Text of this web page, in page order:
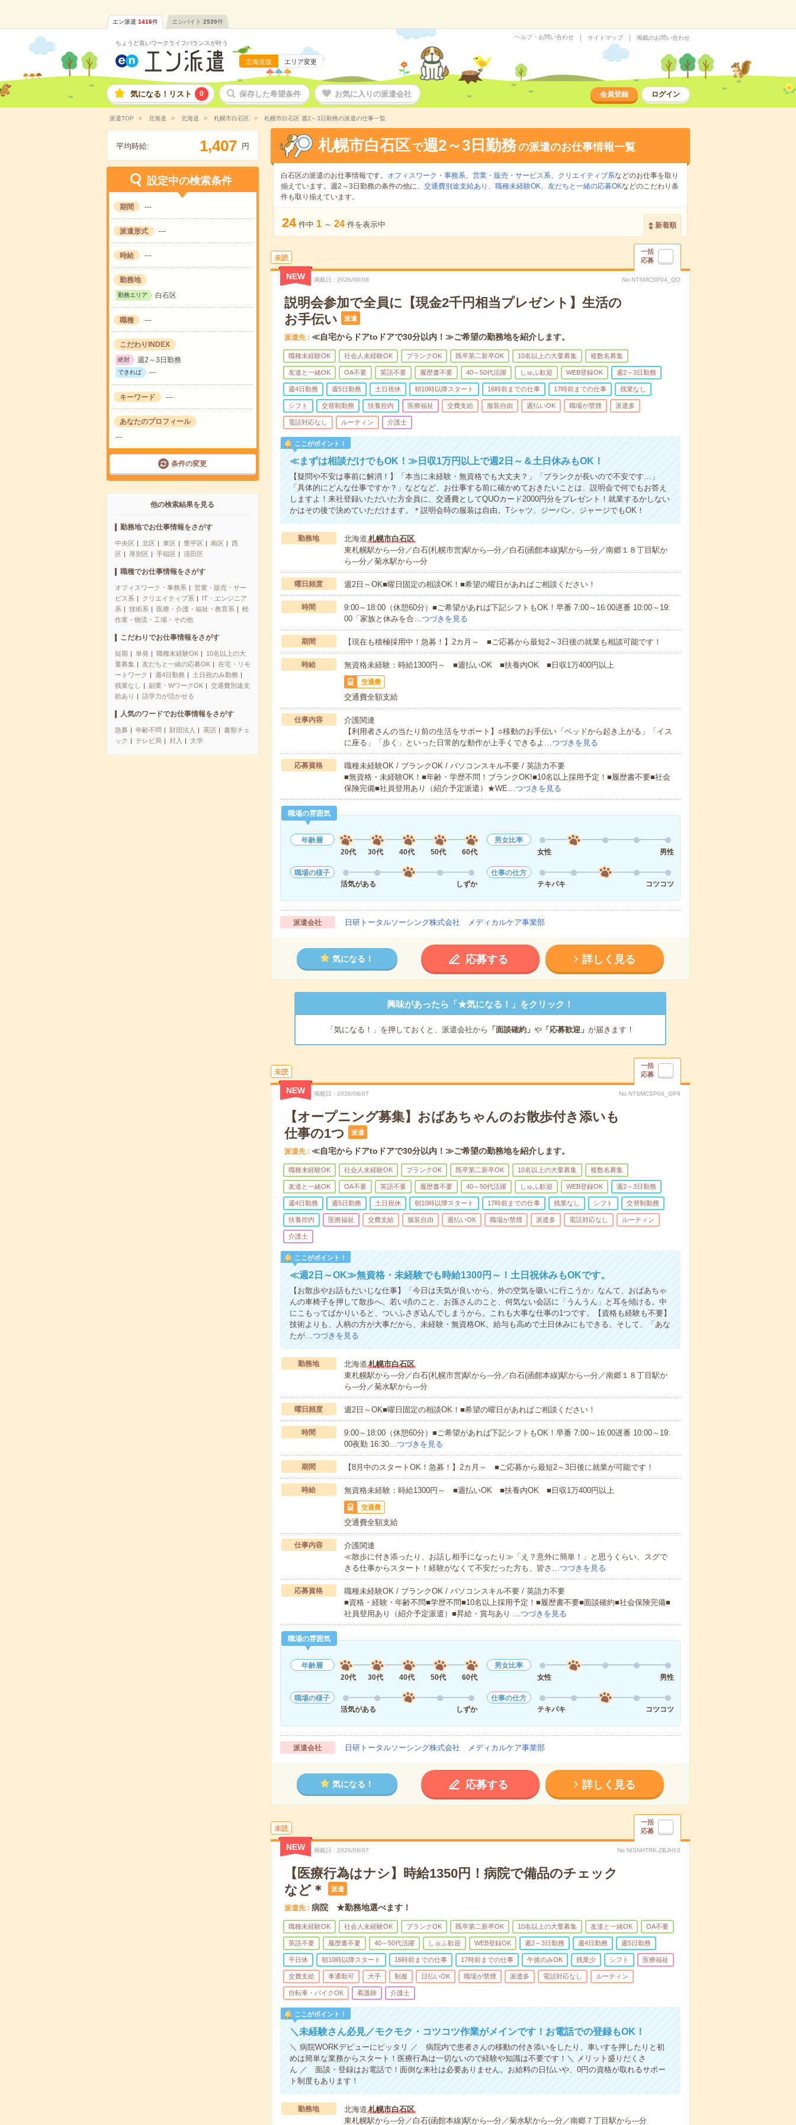
エン派遣 1416件 エンバイト 2539件
ちょうど良いワークライフバランスが叶う
北海道版 エリア変更
ヘルプ・お問い合わせ サイトマップ 掲載のお問い合わせ
気になる！リスト 0 保存した希望条件 お気に入りの派遣会社 会員登録 ログイン
派遣TOP 北海道 北海道 札幌市白石区 札幌市白石区 週2～3日勤務の派遣の仕事一覧
平均時給: 1,407 円
設定中の検索条件
期間 ---
派遣形式 ---
時給 ---
勤務地
勤務エリア 白石区
職種 ---
こだわりINDEX
絶対 週2～3日勤務
できれば ---
キーワード ---
あなたのプロフィール
---
条件の変更
他の検索結果を見る
勤務地でお仕事情報をさがす
中央区 北区 東区 豊平区 南区
西
区
厚別区 手稲区 清田区
職種でお仕事情報をさがす
オフィスワーク・事務系
営業・販売・サー
ビス系
クリエイティブ系
IT・エンジニア
系
技術系 医療・介護・福祉・教育系
軽
作業・物流・工場・その他
こだわりでお仕事情報をさがす
短期 単発 職種未経験OK
10名以上の大
量募集
友だちと一緒の応募OK
在宅・リモ
ートワーク
週4日勤務
土日祝のみ勤務
残業なし
副業・WワークOK
交通費別途支
給あり
語学力が活かせる
人気のワードでお仕事情報をさがす
急募 年齢不問 財団法人 英語
書類チェ
ック
テレビ局 封入 大学
札幌市白石区 で週2～3日勤務の派遣のお仕事情報一覧
白石区の派遣のお仕事情報です。 オフィスワーク・事務系、 営業・販売・サービス系、 クリエイティブ系などのお仕事を取り
揃えています。週2～3日勤務の条件の他に、 交通費別途支給あり 、 職種未経験OK、 友だちと一緒の応募OKなどのこだわり条
件も取り揃えています。
24 件中 1 ～ 24 件を表示中 新着順
未読
一括
応募
NEW 掲載日 2026/08/08 No.NTSMCSP04_QO
説明会参加で全員に【現金2千円相当プレゼント】生活の
お手伝い
派遣
派遣先 ≪自宅からドアtoドアで30分以内！≫ご希望の勤務地を紹介します。
職種未経験OK 社会人未経験OK ブランクOK 既卒第二新卒OK 10名以上の大量募集 複数名募集
友達と一緒OK OA不要 英語不要 履歴書不要 40～50代活躍 しゅふ歓迎 WEB登録OK 週2～3日勤務
週4日勤務 週5日勤務 土日祝休 朝10時以降スタート 16時前までの仕事 17時前までの仕事 残業なし
シフト 交替制勤務 扶養控内 医療福祉 交費支給 服装自由 週払いOK 職場が禁煙 派遣多
電話対応なし ルーティン 介護士
ここがポイント！
≪まずは相談だけでもOK！≫日収1万円以上で週2日～＆土日休みもOK！
【疑問や不安は事前に解消！】「本当に未経験・無資格でも大丈夫？」「ブランクが長いので不安です…」
「具体的にどんな仕事ですか？」などなど、お仕事する前に確かめておきたいことは、説明会で何でもお答え
しますよ！来社登録いただいた方全員に、交通費としてQUOカード2000円分をプレゼント！就業するかしない
かはその後で決めていただけます。＊説明会時の服装は自由。Tシャツ、ジーパン、ジャージでもOK！
勤務地 北海道札幌市白石区
東札幌駅から---分／白石(札幌市営)駅から---分／白石(函館本線)駅から---分／南郷１８丁目駅か
ら---分／菊水駅から---分
曜日頻度 週2日～OK■曜日固定の相談OK！■希望の曜日があればご相談ください！
時間
9:00～18:00（休憩60分）■ご希望があれば下記シフトもOK！早番 7:00～16:00遅番 10:00～19:
00「家族と休みを合…つづきを見る
期間 【現在も積極採用中！急募！】2カ月～ ■ご応募から最短2～3日後の就業も相談可能です！
時給 無資格未経験：時給1300円～ ■週払いOK ■扶養内OK ■日収1万400円以上
交通費
交通費全額支給
仕事内容
介護関連
【利用者さんの当たり前の生活をサポート】○移動のお手伝い「ベッドから起き上がる」「イス
に座る」「歩く」といった日常的な動作が上手くできるよ…つづきを見る
応募資格
職種未経験OK / ブランクOK / パソコンスキル不要 / 英語力不要
■無資格・未経験OK！■年齢・学歴不問！ブランクOK!■10名以上採用予定！■履歴書不要■社会
保険完備■社員登用あり（紹介予定派遣）★WE…つづきを見る
職場の雰囲気
年齢層
20代
30代 40代 50代 60代
男女比率
女性
男性
職場の様子
活気がある
しずか
仕事の仕方
テキパキ
コツコツ
派遣会社 日研トータルソーシング株式会社 メディカルケア事業部
気になる！ 応募する 詳しく見る
興味があったら「★気になる！」をクリック！
「気になる！」を押しておくと、派遣会社から 「面談確約」 や「応募歓迎」 が届きます！
未読
一括
応募
NEW 掲載日 2026/08/07 No.NTSMCSP04_OP9
【オープニング募集】おばあちゃんのお散歩付き添いも
仕事の1つ
派遣
派遣先 ≪自宅からドアtoドアで30分以内！≫ご希望の勤務地を紹介します。
職種未経験OK 社会人未経験OK ブランクOK 既卒第二新卒OK 10名以上の大量募集 複数名募集
友達と一緒OK OA不要 英語不要 履歴書不要 40～50代活躍 しゅふ歓迎 WEB登録OK 週2～3日勤務
週4日勤務 週5日勤務 土日祝休 朝10時以降スタート 17時前までの仕事 残業なし シフト 交替制勤務
扶養控内 医療福祉 交費支給 服装自由 週払いOK 職場が禁煙 派遣多 電話対応なし ルーティン
介護士
ここがポイント！
≪週2日～OK≫無資格・未経験でも時給1300円～！土日祝休みもOKです。
【お散歩やお話もだいじな仕事】「今日は天気が良いから、外の空気を吸いに行こうか」なんて、おばあちゃ
んの車椅子を押して散歩へ。若い頃のこと、お孫さんのこと、何気ない会話に「うんうん」と耳を傾ける。中
にこもってばかりいると、ついふさぎ込んでしまうから。これも大事な仕事の1つです。【資格も経験も不要】
技術よりも、人柄の方が大事だから、未経験・無資格OK。給与も高めで土日休みにもできる。そして、「あな
たが…つづきを見る
勤務地 北海道札幌市白石区
東札幌駅から---分／白石(札幌市営)駅から---分／白石(函館本線)駅から---分／南郷１８丁目駅か
ら---分／菊水駅から---分
曜日頻度 週2日～OK■曜日固定の相談OK！■希望の曜日があればご相談ください！
時間
9:00～18:00（休憩60分）■ご希望があれば下記シフトもOK！早番 7:00～16:00遅番 10:00～19:
00夜勤 16:30…つづきを見る
期間 【8月中のスタートOK！急募！】2カ月～ ■ご応募から最短2～3日後に就業が可能です！
時給 無資格未経験：時給1300円～ ■週払いOK ■扶養内OK ■日収1万400円以上
交通費
交通費全額支給
仕事内容
介護関連
≪散歩に付き添ったり、お話し相手になったり≫「え？意外に簡単！」と思うくらい、スグで
きる仕事からスタート！経験がなくて不安だった方も、皆さ…つづきを見る
応募資格
職種未経験OK / ブランクOK / パソコンスキル不要 / 英語力不要
■資格・経験・年齢不問■学歴不問■10名以上採用予定！■履歴書不要■面談確約■社会保険完備■
社員登用あり（紹介予定派遣）■昇給・賞与あり …つづきを見る
職場の雰囲気
年齢層
20代
30代 40代 50代 60代
男女比率
女性
男性
職場の様子
活気がある
しずか
仕事の仕方
テキパキ
コツコツ
派遣会社 日研トータルソーシング株式会社 メディカルケア事業部
気になる！ 応募する 詳しく見る
未読
一括
応募
NEW 掲載日 2026/08/07 No.NISNHTRK-2BJH10
【医療行為はナシ】時給1350円！病院で備品のチェック
など＊
派遣
派遣先 病院 ★勤務地選べます！
職種未経験OK 社会人未経験OK ブランクOK 既卒第二新卒OK 10名以上の大量募集 友達と一緒OK OA不要
英語不要 履歴書不要 40～50代活躍 しゅふ歓迎 WEB登録OK 週2～3日勤務 週4日勤務 週5日勤務
平日休 朝10時以降スタート 16時前までの仕事 17時前までの仕事 午後のみOK 残業少 シフト 医療福祉
交費支給 車通勤可 大手 制服 日払いOK 職場が禁煙 派遣多 電話対応なし ルーティン
自転車・バイクOK 看護師 介護士
ここがポイント！
＼未経験さん必見／モクモク・コツコツ作業がメインです！お電話での登録もOK！
＼ 病院WORKデビューにピッタリ ／ 病院内で患者さんの移動の付き添いをしたり、車いすを押したりと初
めは簡単な業務からスタート！医療行為は一切ないので経験や知識は不要です！＼ メリット盛りだくさ
ん ／ 面談・登録はお電話で！面倒な来社は必要ありません。お給料の日払いや、0円の資格が取れるサポー
ト制度もあります！
勤務地 北海道札幌市白石区
東札幌駅から---分／白石(函館本線)駅から---分／菊水駅から---分／南郷７丁目駅から---分